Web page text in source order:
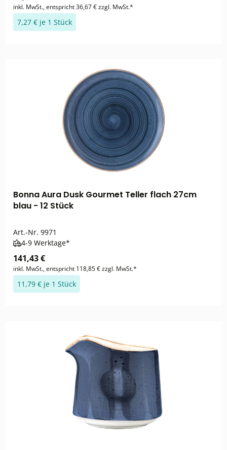
inkl. MwSt., entspricht 36,67 € zzgl. MwSt.*
7,27 € je 1 Stück
Bonna Aura Dusk Gourmet Teller flach 27cm
blau - 12 Stück
Art.-Nr. 9971
4-9 Werktage*
141,43 €
inkl. MwSt., entspricht 118,85 € zzgl. MwSt.*
11,79 € je 1 Stück